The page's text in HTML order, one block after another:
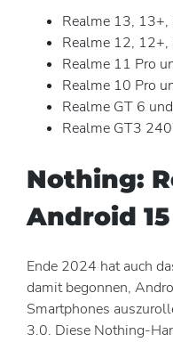
Realme 13,
Realme 12,
Realme 11 Pro
Realme 10 Pro
Realme GT 6
Realme GT3
Nothing:
Android
Ende 2024 hat auch
damit begonnen,
Smartphones
3.0. Diese Nothing-